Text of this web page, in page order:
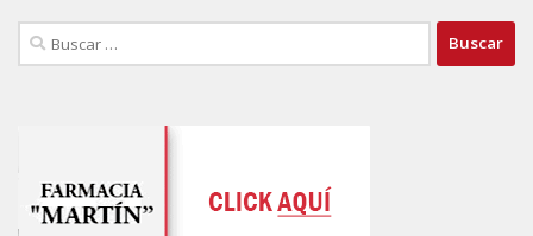
Buscar: